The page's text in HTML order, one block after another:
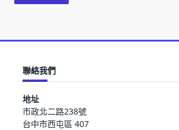
聯絡我們
地址
市政北二路238號
台中市西屯區 407